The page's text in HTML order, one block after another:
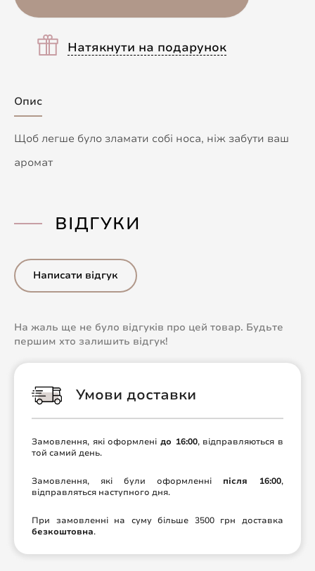
Натякнути на подарунок
Опис
Щоб легше було зламати собі носа, ніж забути ваш
аромат
ВІДГУКИ
Написати відгук
На жаль ще не було відгуків про цей товар. Будьте
першим хто залишить відгук!
Умови доставки
Замовлення, які оформлені до 16:00, відправляються в
той самий день.
Замовлення, які були оформленні після 16:00,
відправляться наступного дня.
При замовленні на суму більше 3500 грн доставка
безкоштовна.